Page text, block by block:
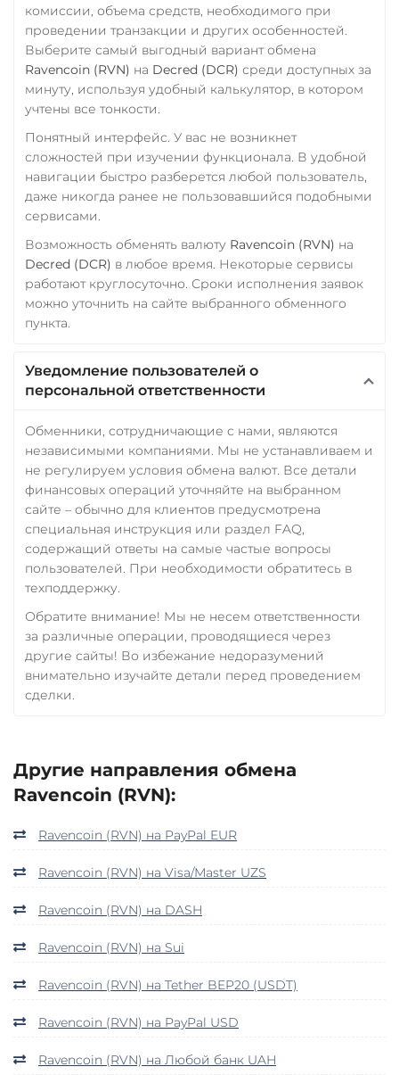
VeChain (VET)
Verge (XVG)
WAVES
Yearn.finance (YFI)
Совкомбанк RUB
Счет ИП/ООО
UAH EUR
УкрСиббанк UAH
Центр Кредит KZT
Элкарт KGS
комиссии, объема средств, необходимого при
проведении транзакции и других особенностей.
Выберите самый выгодный вариант обмена
Ravencoin (RVN) на Decred (DCR) среди доступных за
минуту, используя удобный калькулятор, в котором
учтены все тонкости.
Понятный интерфейс. У вас не возникнет
сложностей при изучении функционала. В удобной
навигации быстро разберется любой пользователь,
даже никогда ранее не пользовавшийся подобными
сервисами.
Возможность обменять валюту Ravencoin (RVN) на
Decred (DCR) в любое время. Некоторые сервисы
работают круглосуточно. Сроки исполнения заявок
можно уточнить на сайте выбранного обменного
пункта.
Уведомление пользователей о
персональной ответственности
Обменники, сотрудничающие с нами, являются
независимыми компаниями. Мы не устанавливаем и
не регулируем условия обмена валют. Все детали
финансовых операций уточняйте на выбранном
сайте – обычно для клиентов предусмотрена
специальная инструкция или раздел FAQ,
содержащий ответы на самые частые вопросы
пользователей. При необходимости обратитесь в
техподдержку.
Обратите внимание! Мы не несем ответственности
за различные операции, проводящиеся через
другие сайты! Во избежание недоразумений
внимательно изучайте детали перед проведением
сделки.
Другие направления обмена
Ravencoin (RVN):
Ravencoin (RVN) на PayPal EUR
Ravencoin (RVN) на Visa/Master UZS
Ravencoin (RVN) на DASH
Ravencoin (RVN) на Sui
Ravencoin (RVN) на Tether BEP20 (USDT)
Ravencoin (RVN) на PayPal USD
Ravencoin (RVN) на Любой банк UAH